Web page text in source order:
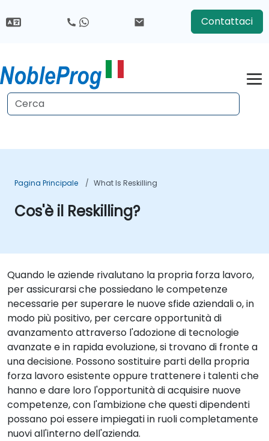
Contattaci
Pagina Principale What Is Reskilling
Cos'è il Reskilling?
Quando le aziende rivalutano la propria forza lavoro,
per assicurarsi che possiedano le competenze
necessarie per superare le nuove sfide aziendali o, in
modo più positivo, per cercare opportunità di
avanzamento attraverso l'adozione di tecnologie
avanzate e in rapida evoluzione, si trovano di fronte a
una decisione. Possono sostituire parti della propria
forza lavoro esistente oppure trattenere i talenti che
hanno e dare loro l'opportunità di acquisire nuove
competenze, con l'ambizione che questi dipendenti
possano poi essere impiegati in ruoli completamente
nuovi all'interno dell'azienda.